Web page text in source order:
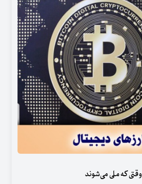
وقتی که ملی می‌شوند